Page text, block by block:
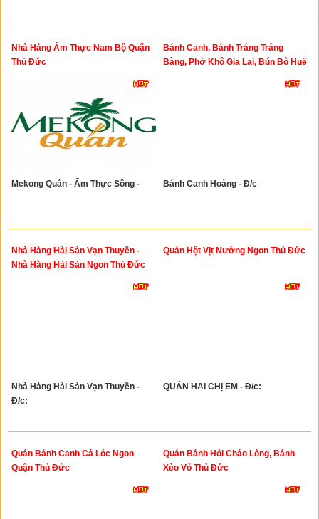
Nhà Hàng Ẩm Thực Nam Bộ Quận
Thủ Đức
Mekong Quán - Ẩm Thực Sông -
Bánh Canh, Bánh Tráng Trảng
Bàng, Phở Khô Gia Lai, Bún Bò Huế
Bánh Canh Hoàng - Đ/c
Nhà Hàng Hải Sản Vạn Thuyền -
Nhà Hàng Hải Sản Ngon Thủ Đức
Nhà Hàng Hải Sản Vạn Thuyền -
Đ/c:
Quán Hột Vịt Nướng Ngon Thủ Đức
QUÁN HAI CHỊ EM - Đ/c:
Quán Bánh Canh Cá Lóc Ngon
Quận Thủ Đức
Quán Bánh Hỏi Cháo Lòng, Bánh
Xèo Vỏ Thủ Đức